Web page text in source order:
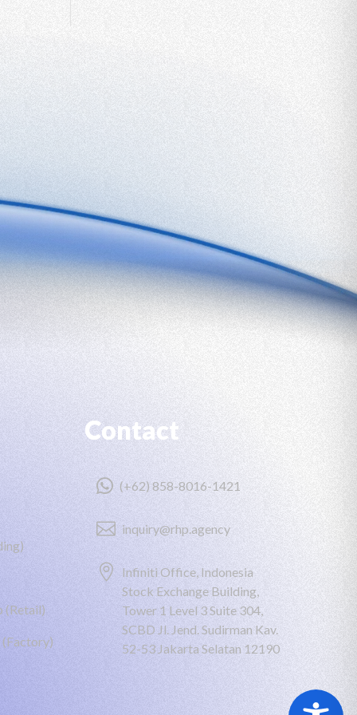
(Retail)
(Factory)
Contact
 (+62) 858-8016-1421
 inquiry@rhp.agency

Infiniti Office, Indonesia
Stock Exchange Building,
Tower 1 Level 3 Suite 304,
SCBD Jl. Jend. Sudirman Kav.
52-53 Jakarta Selatan 12190